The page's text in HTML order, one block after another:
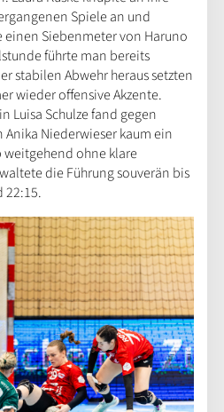
Spiele an und
Siebenmeter von Haruno
führte man bereits
stabilen Abwehr heraus setzten
wieder offensive Akzente.
Luisa Schulze fand gegen
Niederwieser kaum ein
ohne klare
die Führung souverän bis
22:15.